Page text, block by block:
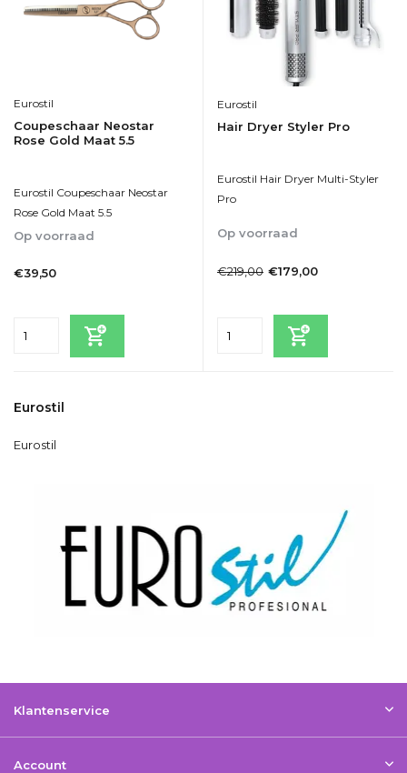
Eurostil
Coupeschaar Neostar
Rose Gold Maat 5.5
Eurostil Coupeschaar Neostar
Rose Gold Maat 5.5
Op voorraad
€39,50
Eurostil
Hair Dryer Styler Pro
Eurostil Hair Dryer Multi-Styler
Pro
Op voorraad
€219,00 €179,00
Eurostil
Eurostil
Klantenservice
Account